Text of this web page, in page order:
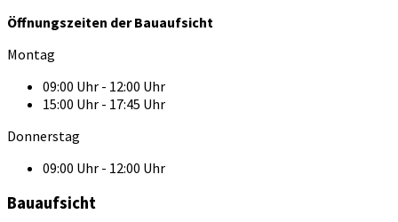
Öffnungszeiten der Bauaufsicht
Montag
09:00 Uhr - 12:00 Uhr
15:00 Uhr - 17:45 Uhr
Donnerstag
09:00 Uhr - 12:00 Uhr
Bauaufsicht